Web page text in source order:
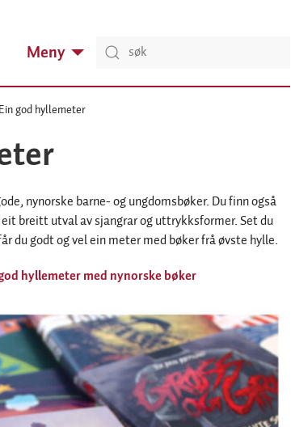
Meny
Ein god hyllemeter
nynorske barne- og ungdomsbøker. Du finn også
breitt utval av sjangrar og uttrykksformer.­ Set du
du godt og vel ein meter med bøker frå øvste hylle.
hyllemeter med nynorske bøker